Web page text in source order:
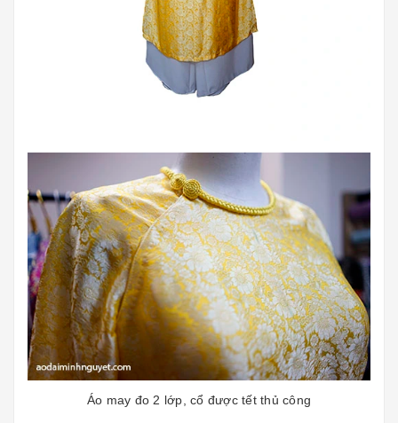
Áo may đo 2 lớp, cổ được tết thủ công